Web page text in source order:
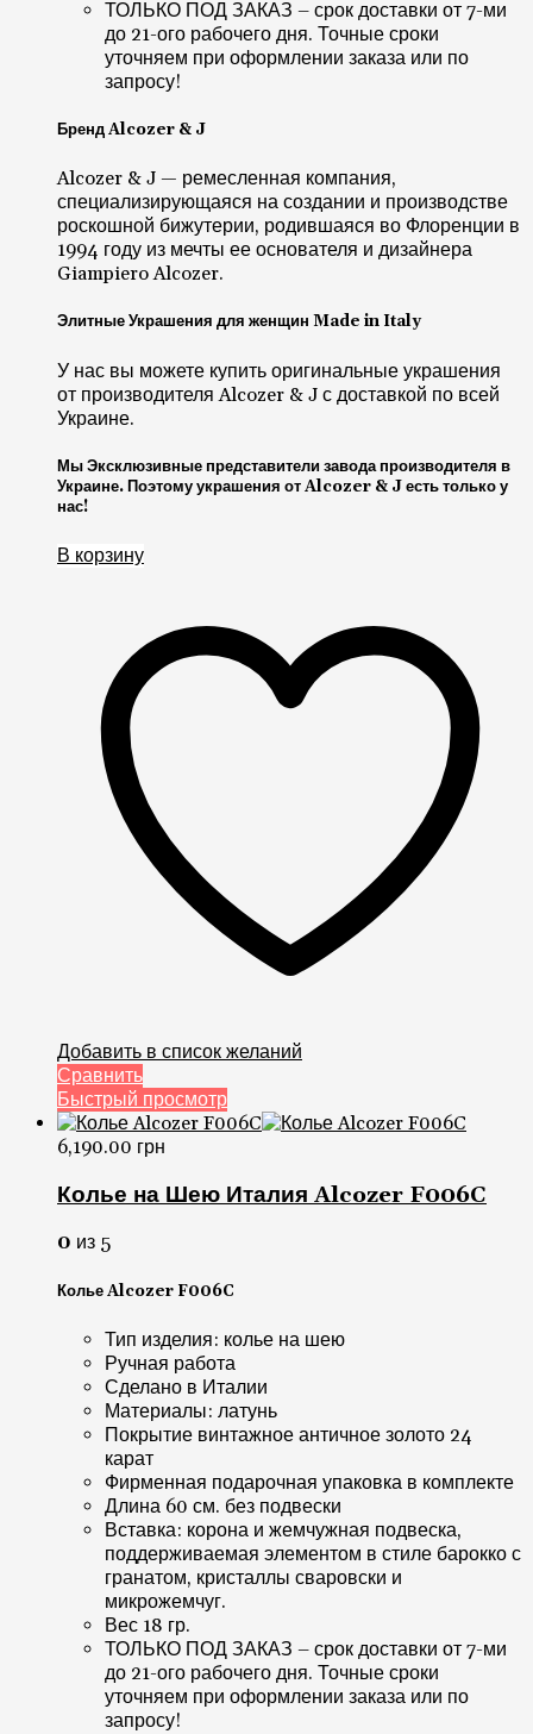
ТОЛЬКО ПОД ЗАКАЗ – срок доставки от 7-ми
до 21-ого рабочего дня. Точные сроки
уточняем при оформлении заказа или по
запросу!
Бренд Alcozer & J
Alcozer & J — ремесленная компания,
специализирующаяся на создании и производстве
роскошной бижутерии, родившаяся во Флоренции в
1994 году из мечты ее основателя и дизайнера
Giampiero Alcozer.
Элитные Украшения для женщин Made in Italy
У нас вы можете купить оригинальные украшения
от производителя Alcozer & J с доставкой по всей
Украине.
Мы Эксклюзивные представители завода производителя в
Украине. Поэтому украшения от Alcozer & J есть только у
нас!
В корзину
Добавить в список желаний
Сравнить
Быстрый просмотр
6,190.00 грн
Колье на Шею Италия Alcozer F006C
0 из 5
Колье Alcozer F006C
Тип изделия: колье на шею
Ручная работа
Сделано в Италии
Материалы: латунь
Покрытие винтажное античное золото 24
карат
Фирменная подарочная упаковка в комплекте
Длина 60 см. без подвески
Вставка: корона и жемчужная подвеска,
поддерживаемая элементом в стиле барокко с
гранатом, кристаллы сваровски и
микрожемчуг.
Вес 18 гр.
ТОЛЬКО ПОД ЗАКАЗ – срок доставки от 7-ми
до 21-ого рабочего дня. Точные сроки
уточняем при оформлении заказа или по
запросу!